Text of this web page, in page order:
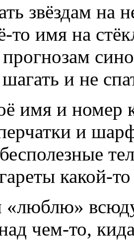
звёздам на
то имя на
и не
имя и номер
и
какой-
«люблю»
чем-то,